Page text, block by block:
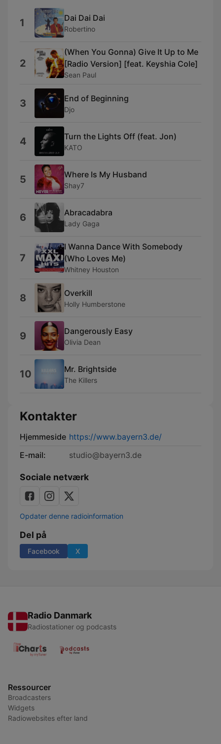
1 Dai Dai Dai
Robertino
2
(When You Gonna) Give It Up to Me
[Radio Version] [feat. Keyshia Cole]
Sean Paul
3 End of Beginning
Djo
4 Turn the Lights Off (feat. Jon)
KATO
5 Where Is My Husband
Shay7
6 Abracadabra
Lady Gaga
7
I Wanna Dance With Somebody
(Who Loves Me)
Whitney Houston
8 Overkill
Holly Humberstone
9 Dangerously Easy
Olivia Dean
10 Mr. Brightside
The Killers
Kontakter
Hjemmeside https://www.bayern3.de/
E-mail:
studio@bayern3.de
Sociale netværk
Opdater denne radioinformation
Del på
Facebook X
Radio Danmark
Radiostationer og podcasts
Ressourcer
Broadcasters
Widgets
Radiowebsites efter land